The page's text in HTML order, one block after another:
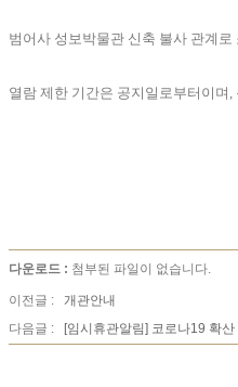
범어사 성보박물관 신축 불사 관계
열람 제한 기간은 공지일로부터이며
다운로드 : 첨부된 파일이 없습니다.
이전글 : 개관안내
다음글 :
[임시휴관알림] 코로나19 확